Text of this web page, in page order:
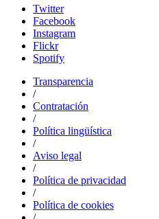
Twitter
Facebook
Instagram
Flickr
Spotify
Transparencia
/
Contratación
/
Política lingüística
/
Aviso legal
/
Política de privacidad
/
Política de cookies